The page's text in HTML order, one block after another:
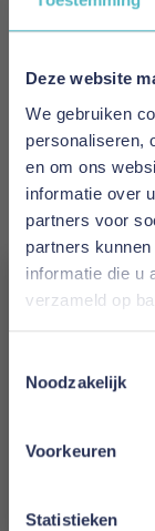
Deze website
We gebruiken
personaliseren,
en om ons
informatie over
partners voor
partners
informatie die u
verzameld op
Noodzakelijk
Voorkeuren
Statistieken
Merk
Skybedd
x
Levertijd
5 tot 15
Materiaal
Geweven
Grijs
Naturabedd
E-mail